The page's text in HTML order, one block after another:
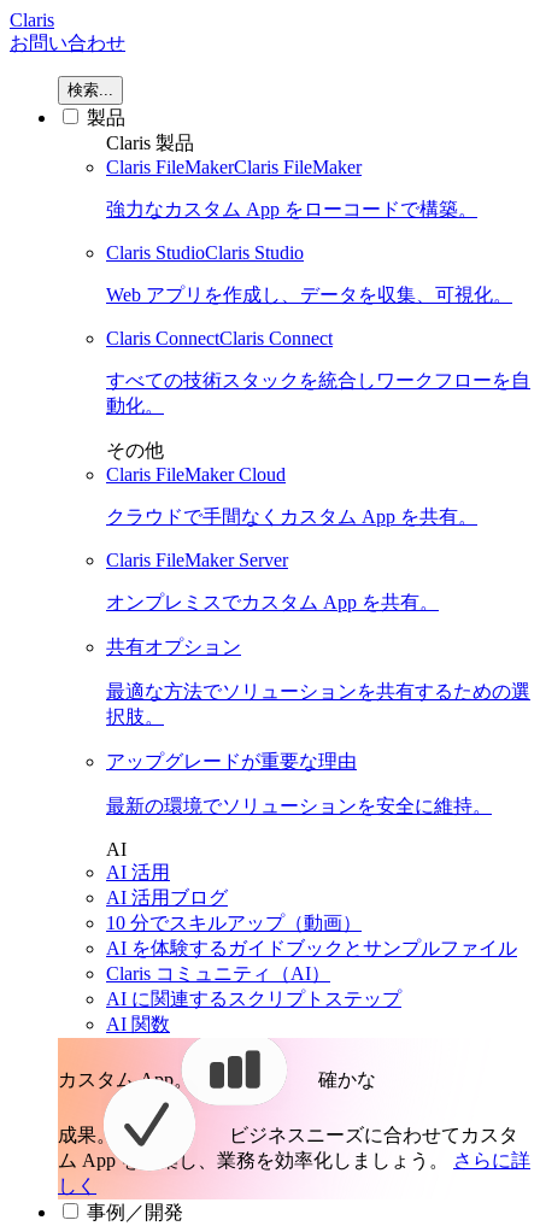
Claris
お問い合わせ
検索...
製品
Claris 製品
Claris FileMakerClaris FileMaker
強力なカスタム App をローコードで構築。
Claris StudioClaris Studio
Web アプリを作成し、データを収集、可視化。
Claris ConnectClaris Connect
すべての技術スタックを統合しワークフローを自
動化。
その他
Claris FileMaker Cloud
クラウドで手間なくカスタム App を共有。
Claris FileMaker Server
オンプレミスでカスタム App を共有。
共有オプション
最適な方法でソリューションを共有するための選
択肢。
アップグレードが重要な理由
最新の環境でソリューションを安全に維持。
AI
AI 活用
AI 活用ブログ
10 分でスキルアップ（動画）
AI を体験するガイドブックとサンプルファイル
Claris コミュニティ（AI）
AI に関連するスクリプトステップ
AI 関数
カスタム App。 確かな
成果。
ビジネスニーズに合わせてカスタ
ム App を構築し、業務を効率化しましょう。
さらに詳
しく
事例／開発